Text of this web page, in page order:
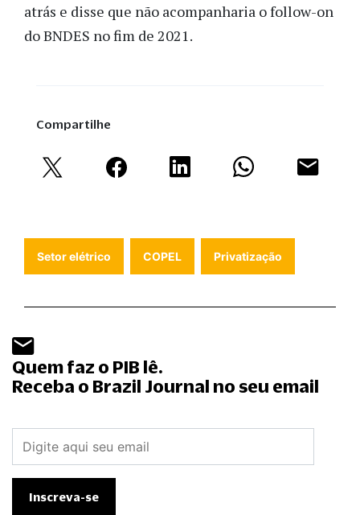
atrás e disse que não acompanharia o follow-on
do BNDES no fim de 2021.
Compartilhe
Setor elétrico COPEL Privatização
Quem faz o PIB lê.
Receba o Brazil Journal no seu email